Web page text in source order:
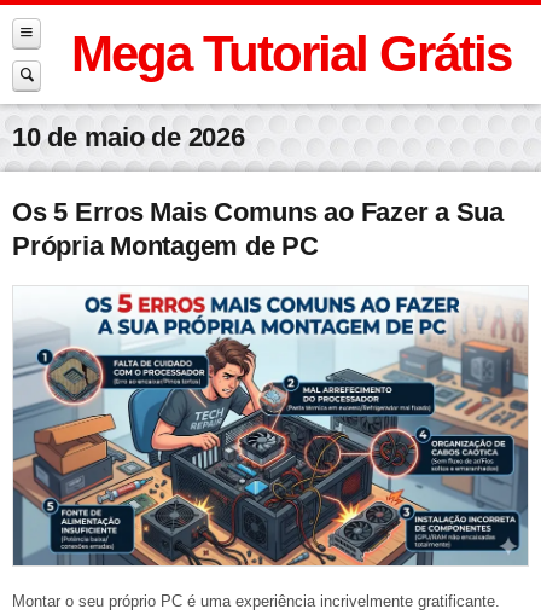
Mega Tutorial Grátis
10 de maio de 2026
Os 5 Erros Mais Comuns ao Fazer a Sua
Própria Montagem de PC
Montar o seu próprio PC é uma experiência incrivelmente gratificante.